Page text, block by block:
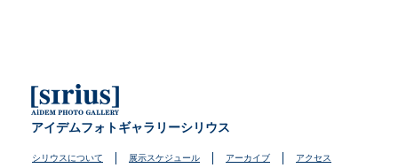
アイデムフォトギャラリーシリウス
シリウスについて 展示スケジュール アーカイブ アクセス